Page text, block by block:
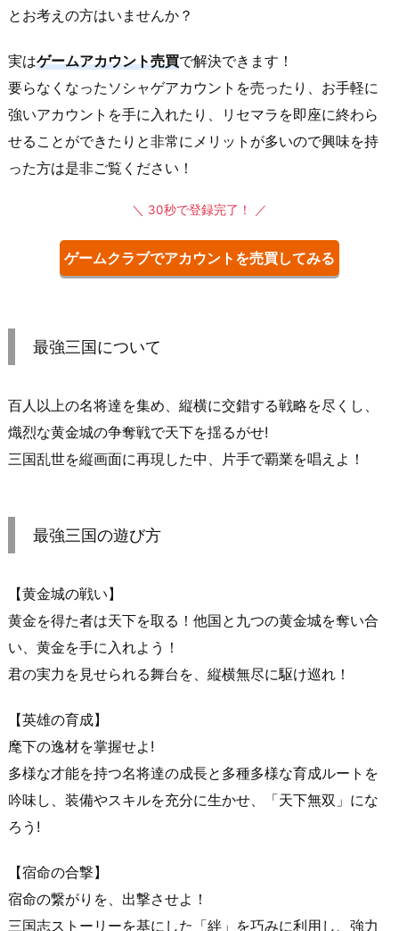
とお考えの方はいませんか？
実はゲームアカウント売買で解決できます！
要らなくなったソシャゲアカウントを売ったり、お手軽に
強いアカウントを手に入れたり、リセマラを即座に終わら
せることができたりと非常にメリットが多いので興味を持
った方は是非ご覧ください！
＼ 30秒で登録完了！ ／
ゲームクラブでアカウントを売買してみる
最強三国について
百人以上の名将達を集め、縦横に交錯する戦略を尽くし、
熾烈な黄金城の争奪戦で天下を揺るがせ!
三国乱世を縦画面に再現した中、片手で覇業を唱えよ！
最強三国の遊び方
【黄金城の戦い】
黄金を得た者は天下を取る！他国と九つの黄金城を奪い合
い、黄金を手に入れよう！
君の実力を見せられる舞台を、縦横無尽に駆け巡れ！
【英雄の育成】
麾下の逸材を掌握せよ!
多様な才能を持つ名将達の成長と多種多様な育成ルートを
吟味し、装備やスキルを充分に生かせ、「天下無双」にな
ろう!
【宿命の合撃】
宿命の繋がりを、出撃させよ！
三国志ストーリーを基にした「絆」を巧みに利用し、強力